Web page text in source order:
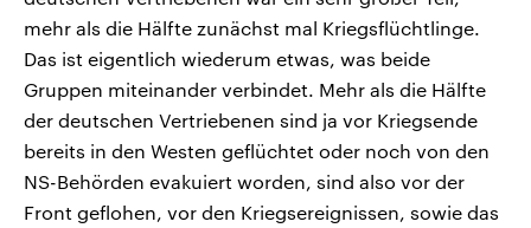
mehr als die Hälfte zunächst mal Kriegsflüchtlinge.
Das ist eigentlich wiederum etwas, was beide
Gruppen miteinander verbindet. Mehr als die Hälfte
der deutschen Vertriebenen sind ja vor Kriegsende
bereits in den Westen geflüchtet oder noch von den
NS-Behörden evakuiert worden, sind also vor der
Front geflohen, vor den Kriegsereignissen, sowie das